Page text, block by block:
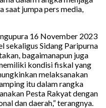
saat jumpa pers media,
16 November 2023
sekaligus Sidang Paripurna
bagaimanapun juga
kondisi fiskal yang
melaksanakan
itu dalam rangka
Pesta Rakyat dengan
dan daerah,” terangnya.